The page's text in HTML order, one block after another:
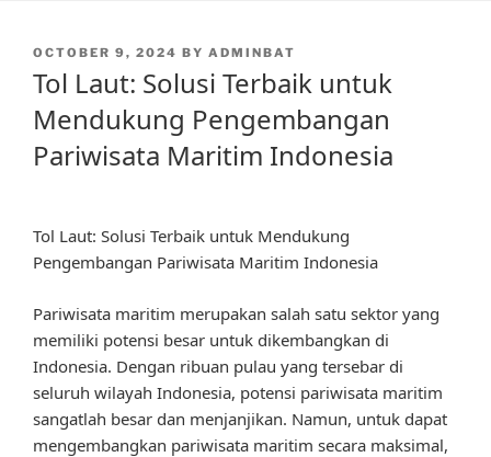
POSTED
OCTOBER 9, 2024 BY ADMINBAT
Tol Laut: Solusi Terbaik untuk
Mendukung Pengembangan
Pariwisata Maritim Indonesia
Tol Laut: Solusi Terbaik untuk Mendukung
Pengembangan Pariwisata Maritim Indonesia
Pariwisata maritim merupakan salah satu sektor yang
memiliki potensi besar untuk dikembangkan di
Indonesia. Dengan ribuan pulau yang tersebar di
seluruh wilayah Indonesia, potensi pariwisata maritim
sangatlah besar dan menjanjikan. Namun, untuk dapat
mengembangkan pariwisata maritim secara maksimal,